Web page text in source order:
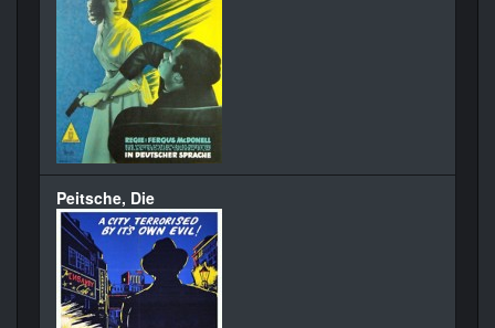
Peitsche, Die